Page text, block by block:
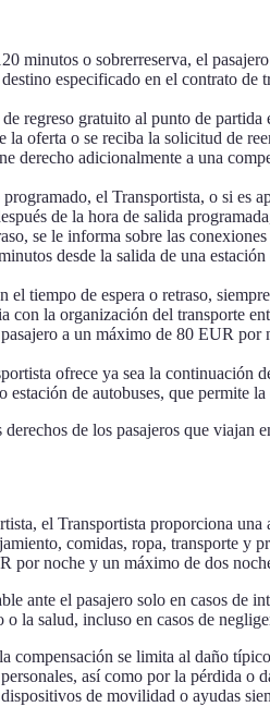
minutos o sobrerreserva, el
especificado en el contrato
regreso gratuito al punto de
la oferta o se reciba la solicitud de
derecho adicionalmente a una
el Transportista, o si es
de la hora de salida
se le informa sobre las
desde la salida de una
tiempo de espera o retraso,
la organización del transporte
a un máximo de 80 EUR
ofrece ya sea la
estación de autobuses, que permite
de los pasajeros que viajan
el Transportista proporciona
comidas, ropa, transporte
por noche y un máximo de dos
ante el pasajero solo en casos
la salud, incluso en casos de
compensación se limita al daño
así como por la pérdida
de movilidad o ayudas